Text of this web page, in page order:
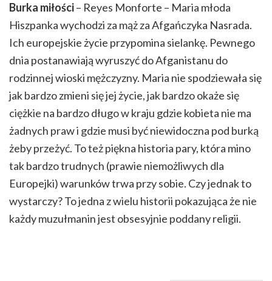
Burka miłości– Reyes Monforte – Maria młoda
Hiszpanka wychodzi za mąż za Afgańczyka Nasrada.
Ich europejskie życie przypomina sielankę. Pewnego
dnia postanawiają wyruszyć do Afganistanu do
rodzinnej wioski mężczyzny. Maria nie spodziewała się
jak bardzo zmieni się jej życie, jak bardzo okaże się
ciężkie na bardzo długo w kraju gdzie kobieta nie ma
żadnych praw i gdzie musi być niewidoczna pod burką
żeby przeżyć. To też piękna historia pary, która mino
tak bardzo trudnych (prawie niemożliwych dla
Europejki) warunków trwa przy sobie. Czy jednak to
wystarczy? To jedna z wielu historii pokazująca że nie
każdy muzułmanin jest obsesyjnie poddany religii.